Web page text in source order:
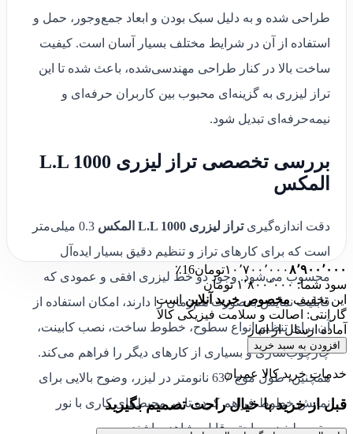
طراحی شده و به دلیل سبک بودن و ابعاد جمع‌وجور، حمل و
استفاده از آن در شرایط مختلف بسیار آسان است. کیفیت
ساخت بالا در کنار طراحی مهندسی‌شده، باعث شده تا این
تراز لیزری به گزینه‌ای محبوب بین کاربران حرفه‌ای و
نیمه‌حرفه‌ای تبدیل شود.
بررسی تخصصی تراز لیزری L.L 1000
المکس
دقت اندازه‌گیریتراز لیزری L.L 1000 المکس
0.3 میلی‌متر
است که برای کارهای تراز و تنظیم دقیق بسیار ایده‌آل
محسوب می‌شود. وجود دو خط لیزری افقی و عمودی که
قابلیت نمایش به‌صورت هم‌زمان را دارند، امکان استفاده از
آن برای تنظیم انواع سطوح، خطوط ساخت، نصب کابینت،
چارچوب‌سازی و بسیاری از کارهای دیگر را فراهم می‌کند.
همچنین، طول موج 637 نانومتر در لیزر، وضوح بالایی برای
نمایش خطوط فراهم کرده تا در محیط‌های کاری با نور
متوسط نیز به‌راحتی قابل‌مشاهده باشند.
۱۰٬۷۰۰٬۰۰۰ ۸٬۹۰۰٬۰۰۰ تومان16٪
سود شما: ۱٬۸۰۰٬۰۰۰ تومان
این تخفیفمخصوص خرید آنلایناست
گارانتی: اصالت و سلامت فیزیکی کالا
آماده ارسال از انبار
افزودن به سبد خرید
خدمات خرید کالا عمران
قبل از خرید با خیال راحت تصمیم بگیرید